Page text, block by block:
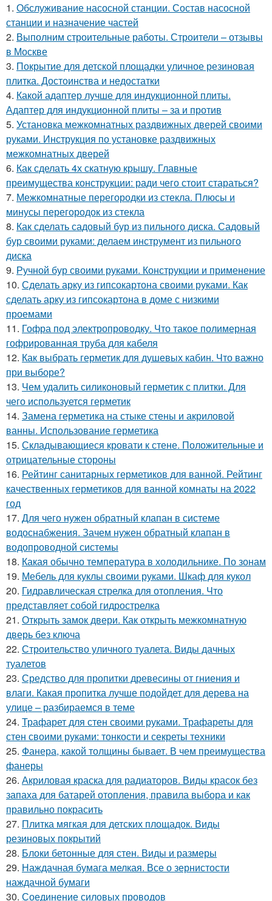
1. Обслуживание насосной станции. Состав насосной
станции и назначение частей
2. Выполним строительные работы. Строители – отзывы
в Москве
3. Покрытие для детской площадки уличное резиновая
плитка. Достоинства и недостатки
4. Какой адаптер лучше для индукционной плиты.
Адаптер для индукционной плиты – за и против
5. Установка межкомнатных раздвижных дверей своими
руками. Инструкция по установке раздвижных
межкомнатных дверей
6. Как сделать 4х скатную крышу. Главные
преимущества конструкции: ради чего стоит стараться?
7. Межкомнатные перегородки из стекла. Плюсы и
минусы перегородок из стекла
8. Как сделать садовый бур из пильного диска. Садовый
бур своими руками: делаем инструмент из пильного
диска
9. Ручной бур своими руками. Конструкции и применение
10. Сделать арку из гипсокартона своими руками. Как
сделать арку из гипсокартона в доме с низкими
проемами
11. Гофра под электропроводку. Что такое полимерная
гофрированная труба для кабеля
12. Как выбрать герметик для душевых кабин. Что важно
при выборе?
13. Чем удалить силиконовый герметик с плитки. Для
чего используется герметик
14. Замена герметика на стыке стены и акриловой
ванны. Использование герметика
15. Складывающиеся кровати к стене. Положительные и
отрицательные стороны
16. Рейтинг санитарных герметиков для ванной. Рейтинг
качественных герметиков для ванной комнаты на 2022
год
17. Для чего нужен обратный клапан в системе
водоснабжения. Зачем нужен обратный клапан в
водопроводной системы
18. Какая обычно температура в холодильнике. По зонам
19. Мебель для куклы своими руками. Шкаф для кукол
20. Гидравлическая стрелка для отопления. Что
представляет собой гидрострелка
21. Открыть замок двери. Как открыть межкомнатную
дверь без ключа
22. Строительство уличного туалета. Виды дачных
туалетов
23. Средство для пропитки древесины от гниения и
влаги. Какая пропитка лучше подойдет для дерева на
улице – разбираемся в теме
24. Трафарет для стен своими руками. Трафареты для
стен своими руками: тонкости и секреты техники
25. Фанера, какой толщины бывает. В чем преимущества
фанеры
26. Акриловая краска для радиаторов. Виды красок без
запаха для батарей отопления, правила выбора и как
правильно покрасить
27. Плитка мягкая для детских площадок. Виды
резиновых покрытий
28. Блоки бетонные для стен. Виды и размеры
29. Наждачная бумага мелкая. Все о зернистости
наждачной бумаги
30. Соединение силовых проводов